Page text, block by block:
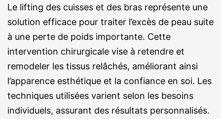
Le lifting des cuisses et des bras représente une
solution efficace pour traiter l’excès de peau suite
à une perte de poids importante. Cette
intervention chirurgicale vise à retendre et
remodeler les tissus relâchés, améliorant ainsi
l’apparence esthétique et la confiance en soi. Les
techniques utilisées varient selon les besoins
individuels, assurant des résultats personnalisés.